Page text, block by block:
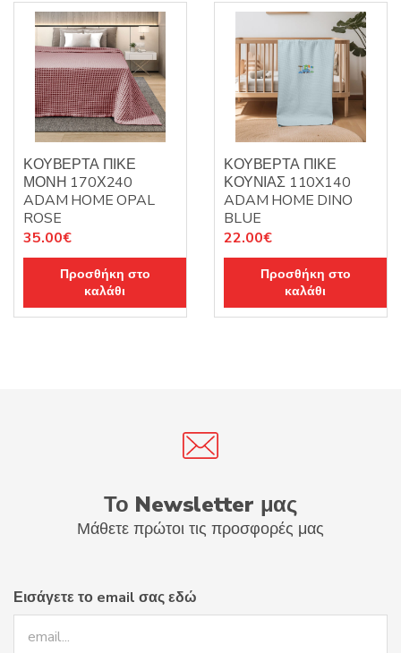
ΚΟΥΒΕΡΤΑ ΠΙΚΕ
ΜΟΝΗ 170Χ240
ADAM HOME OPAL
ROSE
35.00€
Προσθήκη στο
καλάθι
ΚΟΥΒΕΡΤΑ ΠΙΚΕ
ΚΟΥΝΙΑΣ 110X140
ADAM HOME DINO
BLUE
22.00€
Προσθήκη στο
καλάθι
Το Newsletter μας
Μάθετε πρώτοι τις προσφορές μας
Εισάγετε το email σας εδώ